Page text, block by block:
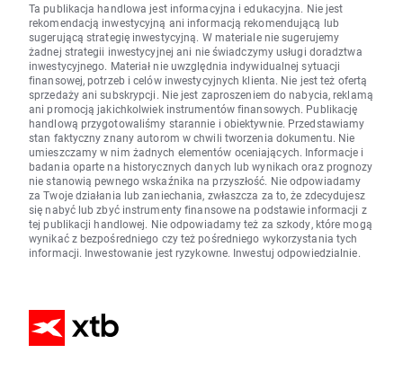
Ta publikacja handlowa jest informacyjna i edukacyjna. Nie jest
rekomendacją inwestycyjną ani informacją rekomendującą lub
sugerującą strategię inwestycyjną. W materiale nie sugerujemy
żadnej strategii inwestycyjnej ani nie świadczymy usługi doradztwa
inwestycyjnego. Materiał nie uwzględnia indywidualnej sytuacji
finansowej, potrzeb i celów inwestycyjnych klienta. Nie jest też ofertą
sprzedaży ani subskrypcji. Nie jest zaproszeniem do nabycia, reklamą
ani promocją jakichkolwiek instrumentów finansowych. Publikację
handlową przygotowaliśmy starannie i obiektywnie. Przedstawiamy
stan faktyczny znany autorom w chwili tworzenia dokumentu. Nie
umieszczamy w nim żadnych elementów oceniających. Informacje i
badania oparte na historycznych danych lub wynikach oraz prognozy
nie stanowią pewnego wskaźnika na przyszłość. Nie odpowiadamy
za Twoje działania lub zaniechania, zwłaszcza za to, że zdecydujesz
się nabyć lub zbyć instrumenty finansowe na podstawie informacji z
tej publikacji handlowej. Nie odpowiadamy też za szkody, które mogą
wynikać z bezpośredniego czy też pośredniego wykorzystania tych
informacji. Inwestowanie jest ryzykowne. Inwestuj odpowiedzialnie.